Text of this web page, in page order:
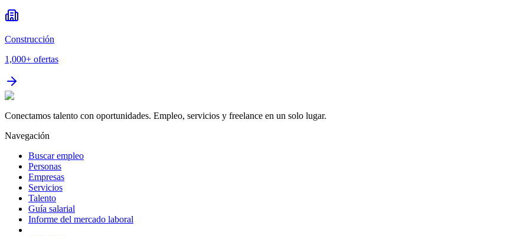
Construcción
1,000+ ofertas
Conectamos talento con oportunidades. Empleo, servicios y freelance en un solo lugar.
Navegación
Buscar empleo
Personas
Empresas
Servicios
Talento
Guía salarial
Informe del mercado laboral